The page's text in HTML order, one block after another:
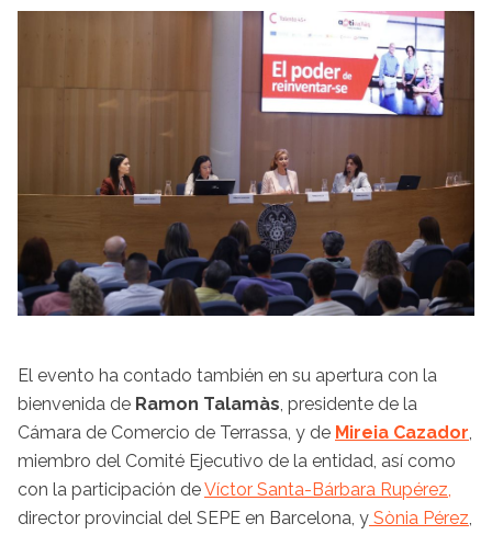
El evento ha contado también en su apertura con la
bienvenida de Ramon Talamàs, presidente de la
Cámara de Comercio de Terrassa, y de Mireia Cazador,
miembro del Comité Ejecutivo de la entidad, así como
con la participación deVíctor Santa-Bárbara Rupérez,
director provincial del SEPE en Barcelona, y Sònia Pérez,